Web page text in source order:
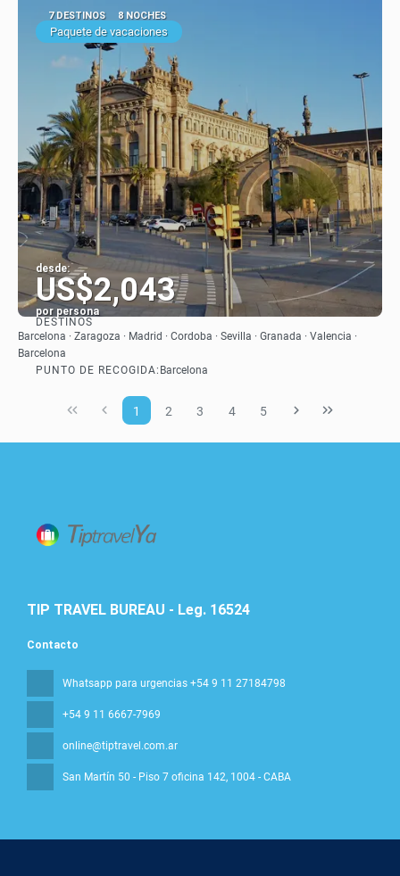
7 DESTINOS 8 NOCHES
Paquete de vacaciones
desde:
US$2,043
por persona
Ver
DESTINOS
Barcelona · Zaragoza · Madrid · Cordoba · Sevilla · Granada · Valencia ·
Barcelona
PUNTO DE RECOGIDA: Barcelona
1 2 3 4 5
TIP TRAVEL BUREAU - Leg. 16524
Contacto
Whatsapp para urgencias +54 9 11 27184798
+54 9 11 6667-7969
online@tiptravel.com.ar
San Martín 50 - Piso 7 oficina 142, 1004 - CABA